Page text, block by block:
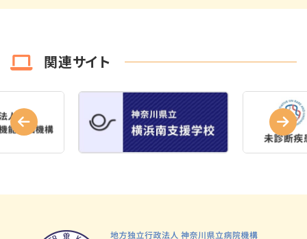
関連サイト